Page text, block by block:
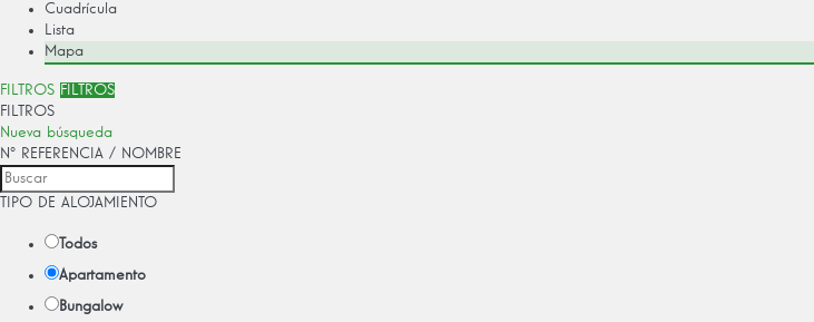
Cuadrícula
Lista
Mapa
FILTROS FILTROS
FILTROS
Nueva búsqueda
Nº REFERENCIA / NOMBRE
TIPO DE ALOJAMIENTO
Todos
Apartamento
Bungalow